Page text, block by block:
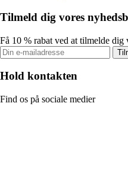
Tilmeld dig vores
Få 10 % rabat ved at tilmelde dig
Hold kontakten
Find os på sociale medier